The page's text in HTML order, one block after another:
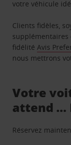
votre véhicule
Clients fidèles,
supplémentaires
fidélitéAvis
nous mettrons
Votre
attend …
Réservez